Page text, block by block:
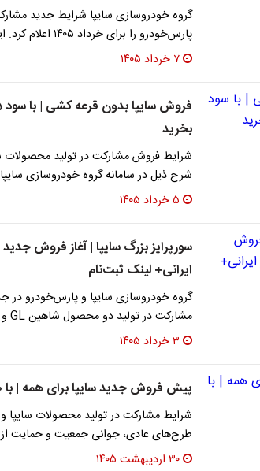
گروه خودروسازی سایپا شرایط جدید
پارس‌خودرو را برای خرداد ۱۴۰۵ اعلام کرد. این طرح شامل…
۷ خرداد ۱۴۰۵
بخرید
شرایط فروش مشارکت در تولید محصولات
شرح ذیل در سامانه گروه خودروسازی
۵ خرداد ۱۴۰۵
سورپرایز بزرگ سایپا | آغاز فروش جدید
ایرانی+ لینک ثبت‌نام
گروه خودروسازی سایپا و پارس‌خودرو در
مشارکت در تولید دو محصول شاهین GL و پارس‌نوآ را از روز…
۳ خرداد ۱۴۰۵
پیش فروش جدید سایپا برای همه | با ۵۹۰ میلیون شاهین بخرید
شرایط مشارکت در تولید محصولات سایپا
طرح‌های عادی، جوانی جمعیت و حمایت
۳۰ اردیبهشت ۱۴۰۵